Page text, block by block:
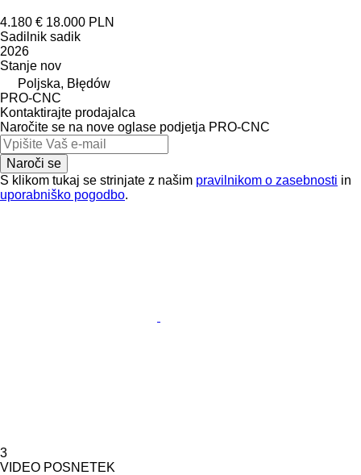
4.180 € 18.000 PLN
Sadilnik sadik
2026
Stanje nov
Poljska, Błędów
PRO-CNC
Kontaktirajte prodajalca
Naročite se na nove oglase podjetja PRO-CNC
Naroči se
S klikom tukaj se strinjate z našim pravilnikom o zasebnosti in
uporabniško pogodbo.
3
VIDEO POSNETEK